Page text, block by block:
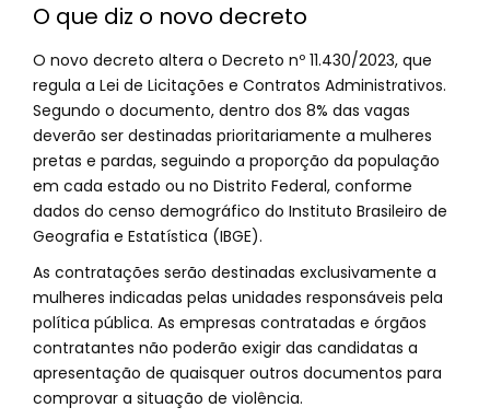
O que diz o novo decreto
O novo decreto altera o Decreto nº 11.430/2023, que
regula a Lei de Licitações e Contratos Administrativos.
Segundo o documento, dentro dos 8% das vagas
deverão ser destinadas prioritariamente a mulheres
pretas e pardas, seguindo a proporção da população
em cada estado ou no Distrito Federal, conforme
dados do censo demográfico do Instituto Brasileiro de
Geografia e Estatística (IBGE).
As contratações serão destinadas exclusivamente a
mulheres indicadas pelas unidades responsáveis pela
política pública. As empresas contratadas e órgãos
contratantes não poderão exigir das candidatas a
apresentação de quaisquer outros documentos para
comprovar a situação de violência.